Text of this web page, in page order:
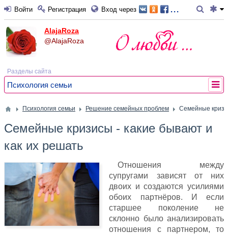
Войти Регистрация Вход через ...
AlajaRoza
@AlajaRoza
Разделы сайта
Психология семьи
Психология семьи Решение семейных проблем Семейные
Семейные кризисы - какие бывают и
как их решать
Отношения между
супругами зависят от них
двоих и создаются усилиями
обоих партнёров. И если
старшее поколение не
склонно было анализировать
отношения с партнером, то